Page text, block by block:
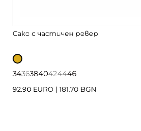
Сако с частичен ревер
34363840424446
92.90 EURO |181.70 BGN